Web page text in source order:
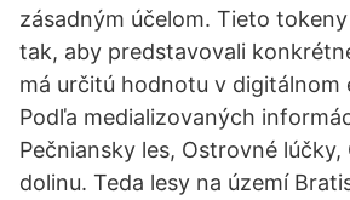
zásadným účelom. Tieto
tak, aby predstavovali
má určitú hodnotu v digitálnom
Podľa medializovaných
Pečniansky les, Ostrovné lúčky,
dolinu. Teda lesy na území